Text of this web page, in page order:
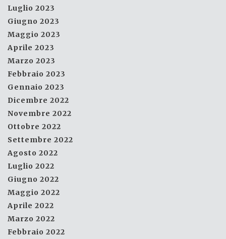
Luglio 2023
Giugno 2023
Maggio 2023
Aprile 2023
Marzo 2023
Febbraio 2023
Gennaio 2023
Dicembre 2022
Novembre 2022
Ottobre 2022
Settembre 2022
Agosto 2022
Luglio 2022
Giugno 2022
Maggio 2022
Aprile 2022
Marzo 2022
Febbraio 2022